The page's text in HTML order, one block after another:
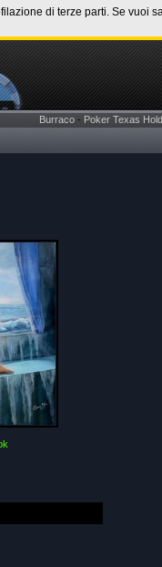
di terze parti. Se vuoi
Burraco - Poker Texas